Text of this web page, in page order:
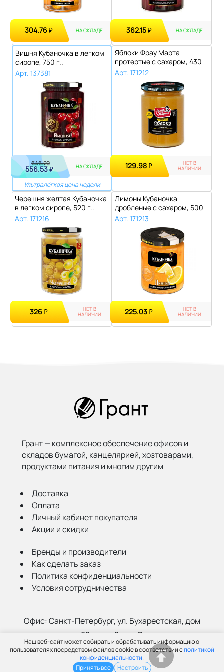
Наш веб-сайт может собирать и обрабатывать информацию о
пользователях посредством файлов cookie в соответствии сполитикой
конфиденциальности.
Принять все
Настроить
304.76₽ НА СКЛАДЕ 362.15₽ НА СКЛАДЕ
Вишня Кубаночка в легком
сиропе, 750 г..
Арт. 137381
646.29
556.53₽ НА СКЛАДЕ
Ультралёгкая цена недели
Яблоки Фрау Марта
протертые с сахаром, 430
г..
Арт. 171212
129.98₽ НЕТ В
НАЛИЧИИ
Черешня желтая Кубаночка
в легком сиропе, 520 г..
Арт. 171216
326₽ НЕТ В
НАЛИЧИИ
Лимоны Кубаночка
дробленые с сахаром, 500
г..
Арт. 171213
225.03₽ НЕТ В
НАЛИЧИИ
Грант — комплексное обеспечение офисов и
складов бумагой, канцелярией, хозтоварами,
продуктами питания и многим другим
Доставка
Оплата
Личный кабинет покупателя
Акции и скидки
Бренды и производители
Как сделать заказ
Политика конфиденциальности
Условия сотрудничества
Офис:Санкт-Петербург, ул. Бухарестская, дом
22, корп. 2, лит Д
Склад:Санкт-Петербург, ул. Салова, 52а